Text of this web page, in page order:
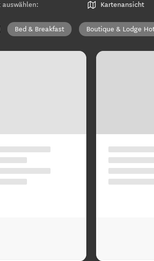
: Kartenansicht
Bed & Breakfast Boutique & Lodge